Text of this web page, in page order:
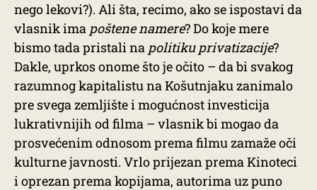
nego lekovi?). Ali šta, recimo, ako se ispostavi da
vlasnik ima poštene namere? Do koje mere
bismo tada pristali na politiku privatizacije?
Dakle, uprkos onome što je očito – da bi svakog
razumnog kapitalistu na Košutnjaku zanimalo
pre svega zemljište i mogućnost investicija
lukrativnijih od filma – vlasnik bi mogao da
prosvećenim odnosom prema filmu zamaže oči
kulturne javnosti. Vrlo prijezan prema Kinoteci
i oprezan prema kopijama, autorima uz puno